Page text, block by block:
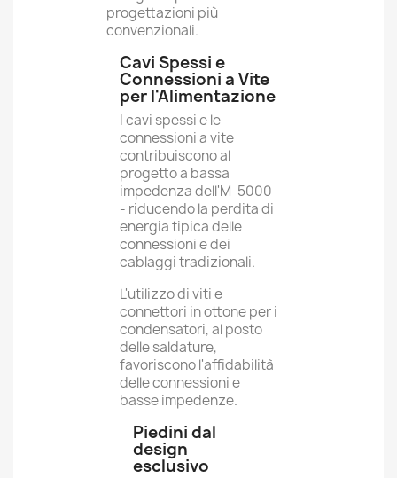
progettazioni più
convenzionali.
Cavi Spessi e
Connessioni a Vite
per l'Alimentazione
I cavi spessi e le
connessioni a vite
contribuiscono al
progetto a bassa
impedenza dell'M-5000
- riducendo la perdita di
energia tipica delle
connessioni e dei
cablaggi tradizionali.
L'utilizzo di viti e
connettori in ottone per i
condensatori, al posto
delle saldature,
favoriscono l'affidabilità
delle connessioni e
basse impedenze.
Piedini dal
design
esclusivo